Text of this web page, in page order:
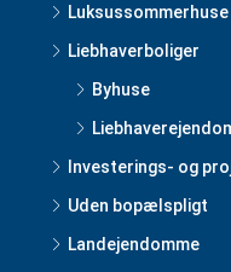
Luksussommerhuse
Liebhaverboliger
Byhuse
Investerings- og
Uden bopælspligt
Landejendomme